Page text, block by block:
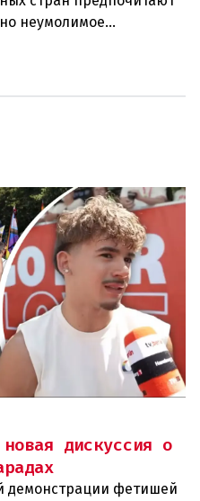
неумолимое
населения
«Часы замен
дискуссия о
демонстрации фетишей